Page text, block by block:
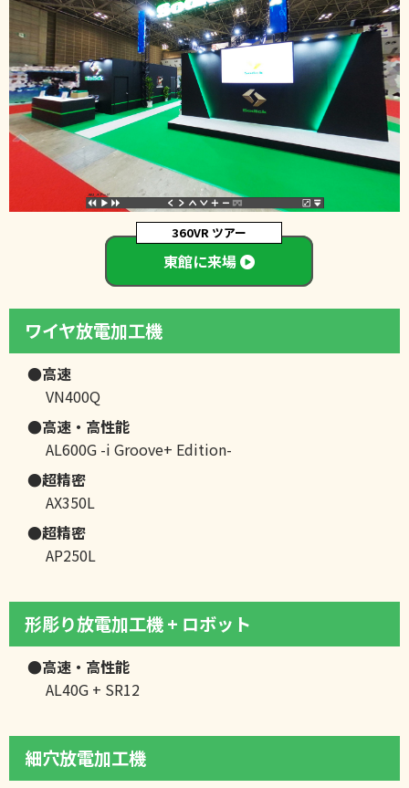
360VR ツアー
東館に来場
ワイヤ放電加工機
●高速
VN400Q
●高速・高性能
AL600G -i Groove+ Edition-
●超精密
AX350L
●超精密
AP250L
形彫り放電加工機 + ロボット
●高速・高性能
AL40G + SR12
細穴放電加工機